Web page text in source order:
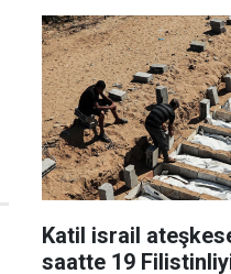
Katil israil
saatte 19